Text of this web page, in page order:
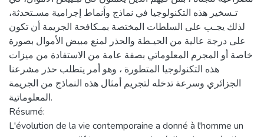
تـسخير هذه التكنولوجيا في نماذج وأنماط إجرامية مسـتحدثة،
لذلك يجـب على السلطات المختصة بمـكافحة الجريمة أن تكون
على درجة عالية من الحيـطة والحذر لمنع مبيض الأموال بصورة
خاصة أو المجرم المعلوماتي بصفة عامة من الاستفادة من ميزات
هذه التكنولوجيا المتطورة ، وهو أمر يتطلب حذر مشرعنا
الجزائري وسرعة تدخله لتجريم أمثال هذه النماذج من الجريمة
المعلوماتية.
Résumé:
L'évolution de la vie contemporaine a donné à l'homme un